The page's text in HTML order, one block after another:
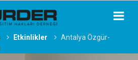
Etkinlikler
Antalya Özgür-